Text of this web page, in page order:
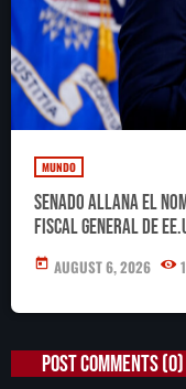
MUNDO
Senado allana el
fiscal general de
today AUGUST 6, 2026
POST COMMENTS (0)